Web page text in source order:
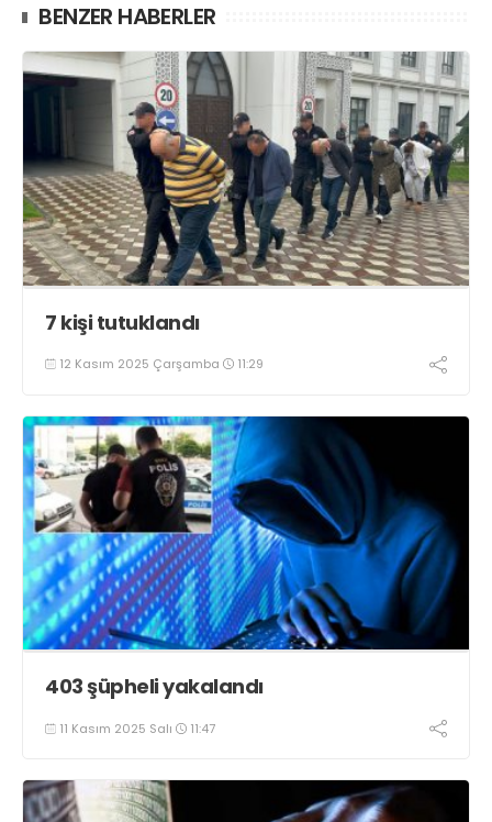
BENZER HABERLER
7 kişi tutuklandı
12 Kasım 2025 Çarşamba 11:29
403 şüpheli yakalandı
11 Kasım 2025 Salı 11:47